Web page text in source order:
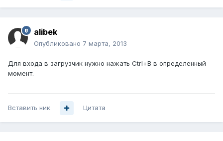
alibek
Опубликовано 7 марта, 2013
Для входа в загрузчик нужно нажать Ctrl+B в определенный
момент.
Вставить ник Цитата